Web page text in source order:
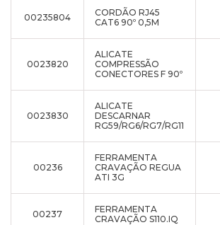
00235804
CORDÃO RJ45
CAT6 90º 0,5M
0023820
ALICATE
COMPRESSÃO
CONECTORES F 90º
0023830
ALICATE
DESCARNAR
RG59/RG6/RG7/RG11
00236
FERRAMENTA
CRAVAÇÃO REGUA
ATI 3G
00237
FERRAMENTA
CRAVAÇÃO S110.IQ